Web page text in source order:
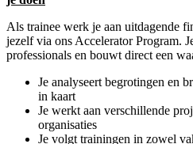
Als trainee werk je aan uitdagende
jezelf via ons Accelerator Program.
professionals en bouwt direct een
Je analyseert begrotingen en
in kaart
Je werkt aan verschillende
organisaties
Je volgt trainingen in zowel